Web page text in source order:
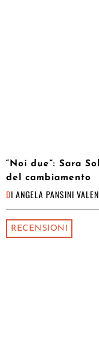
“Noi due”: Sara
del cambiamento
DI ANGELA PANSINI
RECENSIONI